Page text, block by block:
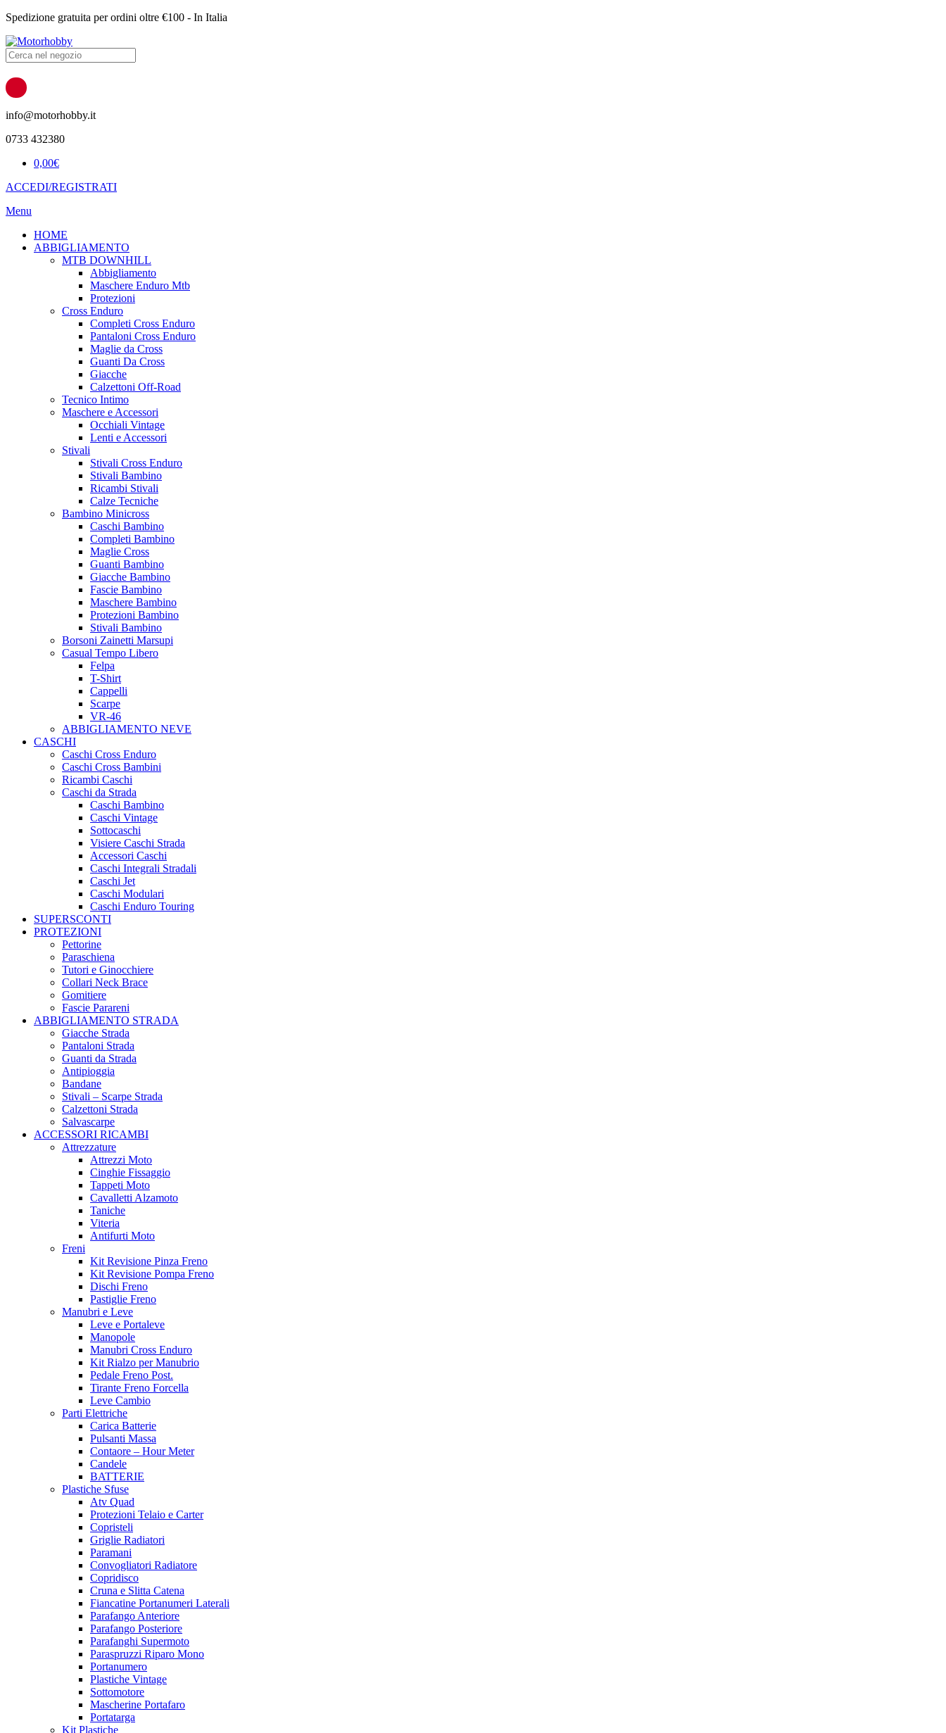
Spedizione gratuita per ordini oltre €100 - In Italia
Products
search
info@motorhobby.it
0733 432380
0,00€
ACCEDI/REGISTRATI
Menu
HOME
ABBIGLIAMENTO
MTB DOWNHILL
Abbigliamento
Maschere Enduro Mtb
Protezioni
Cross Enduro
Completi Cross Enduro
Pantaloni Cross Enduro
Maglie da Cross
Guanti Da Cross
Giacche
Calzettoni Off-Road
Tecnico Intimo
Maschere e Accessori
Occhiali Vintage
Lenti e Accessori
Stivali
Stivali Cross Enduro
Stivali Bambino
Ricambi Stivali
Calze Tecniche
Bambino Minicross
Caschi Bambino
Completi Bambino
Maglie Cross
Guanti Bambino
Giacche Bambino
Fascie Bambino
Maschere Bambino
Protezioni Bambino
Stivali Bambino
Borsoni Zainetti Marsupi
Casual Tempo Libero
Felpa
T-Shirt
Cappelli
Scarpe
VR-46
ABBIGLIAMENTO NEVE
CASCHI
Caschi Cross Enduro
Caschi Cross Bambini
Ricambi Caschi
Caschi da Strada
Caschi Bambino
Caschi Vintage
Sottocaschi
Visiere Caschi Strada
Accessori Caschi
Caschi Integrali Stradali
Caschi Jet
Caschi Modulari
Caschi Enduro Touring
SUPERSCONTI
PROTEZIONI
Pettorine
Paraschiena
Tutori e Ginocchiere
Collari Neck Brace
Gomitiere
Fascie Parareni
ABBIGLIAMENTO STRADA
Giacche Strada
Pantaloni Strada
Guanti da Strada
Antipioggia
Bandane
Stivali – Scarpe Strada
Calzettoni Strada
Salvascarpe
ACCESSORI RICAMBI
Attrezzature
Attrezzi Moto
Cinghie Fissaggio
Tappeti Moto
Cavalletti Alzamoto
Taniche
Viteria
Antifurti Moto
Freni
Kit Revisione Pinza Freno
Kit Revisione Pompa Freno
Dischi Freno
Pastiglie Freno
Manubri e Leve
Leve e Portaleve
Manopole
Manubri Cross Enduro
Kit Rialzo per Manubrio
Pedale Freno Post.
Tirante Freno Forcella
Leve Cambio
Parti Elettriche
Carica Batterie
Pulsanti Massa
Contaore – Hour Meter
Candele
BATTERIE
Plastiche Sfuse
Atv Quad
Protezioni Telaio e Carter
Copristeli
Griglie Radiatori
Paramani
Convogliatori Radiatore
Copridisco
Cruna e Slitta Catena
Fiancatine Portanumeri Laterali
Parafango Anteriore
Parafango Posteriore
Parafanghi Supermoto
Paraspruzzi Riparo Mono
Portanumero
Plastiche Vintage
Sottomotore
Mascherine Portafaro
Portatarga
Kit Plastiche